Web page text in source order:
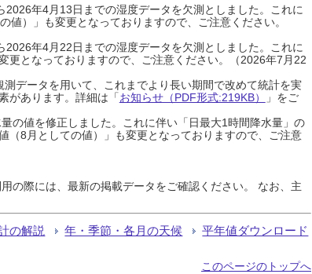
年4月13日までの湿度データを欠測としました。これに
）」も変更となっておりますので、ご注意ください。
年4月22日までの湿度データを欠測としました。これに
更となっておりますので、ご注意ください。（2026年7月22
データを用いて、これまでより長い期間で改めて統計を実
があります。詳細は「お知らせ（PDF形式:219KB）
」をご
の値を修正しました。これに伴い「日最大1時間降水量」の
（8月としての値）」も変更となっておりますので、ご注意
の際には、最新の掲載データをご確認ください。 なお、主
の解説 年・季節・各月の天候 平年値ダウンロード
このページのトップへ